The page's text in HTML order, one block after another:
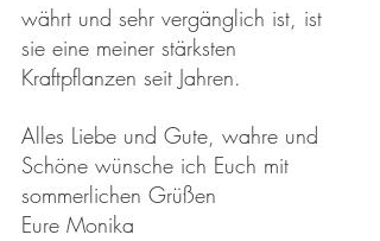
währt und sehr vergänglich ist, ist
sie eine meiner stärksten
Kraftpflanzen seit Jahren.
Alles Liebe und Gute, wahre und
Schöne wünsche ich Euch mit
sommerlichen Grüßen
Eure Monika